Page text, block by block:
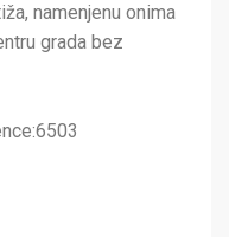
namenjenu onima
grada bez